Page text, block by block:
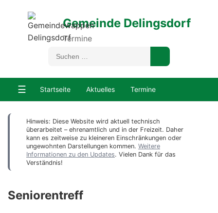
Gemeinde Delingsdorf
Termine
☰ Startseite Aktuelles Termine
Hinweis: Diese Website wird aktuell technisch
überarbeitet – ehrenamtlich und in der Freizeit. Daher
kann es zeitweise zu kleineren Einschränkungen oder
ungewohnten Darstellungen kommen. Weitere
Informationen zu den Updates. Vielen Dank für das
Verständnis!
Seniorentreff